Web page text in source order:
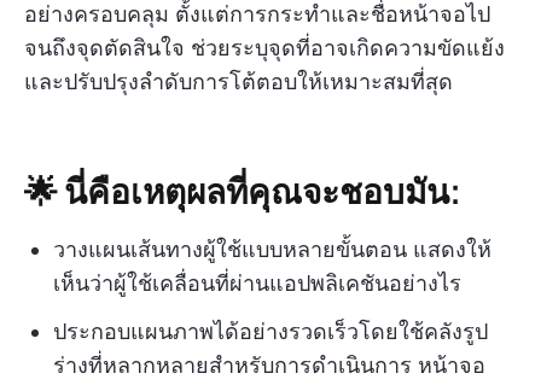
อย่างครอบคลุม ตั้งแต่การกระทำและชื่อหน้าจอไป
จนถึงจุดตัดสินใจ ช่วยระบุจุดที่อาจเกิดความขัดแย้ง
และปรับปรุงลำดับการโต้ตอบให้เหมาะสมที่สุด
🌟 นี่คือเหตุผลที่คุณจะชอบมัน:
วางแผนเส้นทางผู้ใช้แบบหลายขั้นตอน แสดงให้
เห็นว่าผู้ใช้เคลื่อนที่ผ่านแอปพลิเคชันอย่างไร
ประกอบแผนภาพได้อย่างรวดเร็วโดยใช้คลังรูป
ร่างที่หลากหลายสำหรับการดำเนินการ หน้าจอ